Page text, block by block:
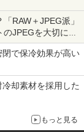
RAW＋JPEG派」
JPEGを大切にす
で保冷効果が高い
却素材を採用した
もっと見る